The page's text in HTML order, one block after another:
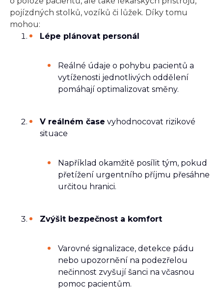
pojízdných stolků, vozíků či lůžek. Díky tomu
mohou:
Lépe plánovat personál
Reálné údaje o pohybu pacientů a
vytíženosti jednotlivých oddělení
pomáhají optimalizovat směny.
V reálném čase vyhodnocovat rizikové
situace
Například okamžitě posílit tým, pokud
přetížení urgentního příjmu přesáhne
určitou hranici.
Zvýšit bezpečnost a komfort
Varovné signalizace, detekce pádu
nebo upozornění na podezřelou
nečinnost zvyšují šanci na včasnou
pomoc pacientům.